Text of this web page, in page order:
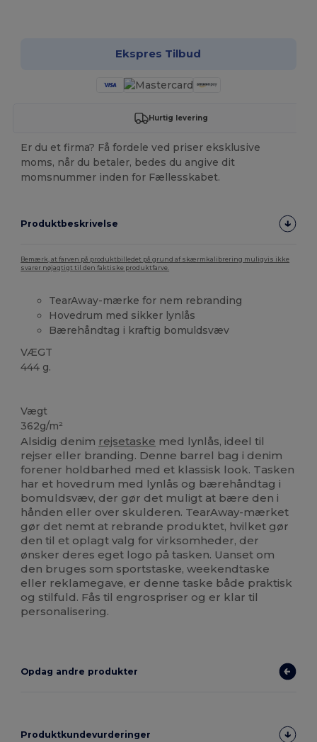
Ekspres Tilbud
Hurtig levering
Er du et firma? Få fordele ved priser eksklusive
moms, når du betaler, bedes du angive dit
momsnummer inden for Fællesskabet.
Produktbeskrivelse
Bemærk, at farven på produktbilledet på grund af skærmkalibrering muligvis ikke
svarer nøjagtigt til den faktiske produktfarve.
TearAway-mærke for nem rebranding
Hovedrum med sikker lynlås
Bærehåndtag i kraftig bomuldsvæv
VÆGT
444 g.
Vægt
362g/m²
Alsidig denim rejsetaske med lynlås, ideel til
rejser eller branding. Denne barrel bag i denim
forener holdbarhed med et klassisk look. Tasken
har et hovedrum med lynlås og bærehåndtag i
bomuldsvæv, der gør det muligt at bære den i
hånden eller over skulderen. TearAway-mærket
gør det nemt at rebrande produktet, hvilket gør
den til et oplagt valg for virksomheder, der
ønsker deres eget logo på tasken. Uanset om
den bruges som sportstaske, weekendtaske
eller reklamegave, er denne taske både praktisk
og stilfuld. Fås til engrospriser og er klar til
personalisering.
Opdag andre produkter
Produktkundevurderinger